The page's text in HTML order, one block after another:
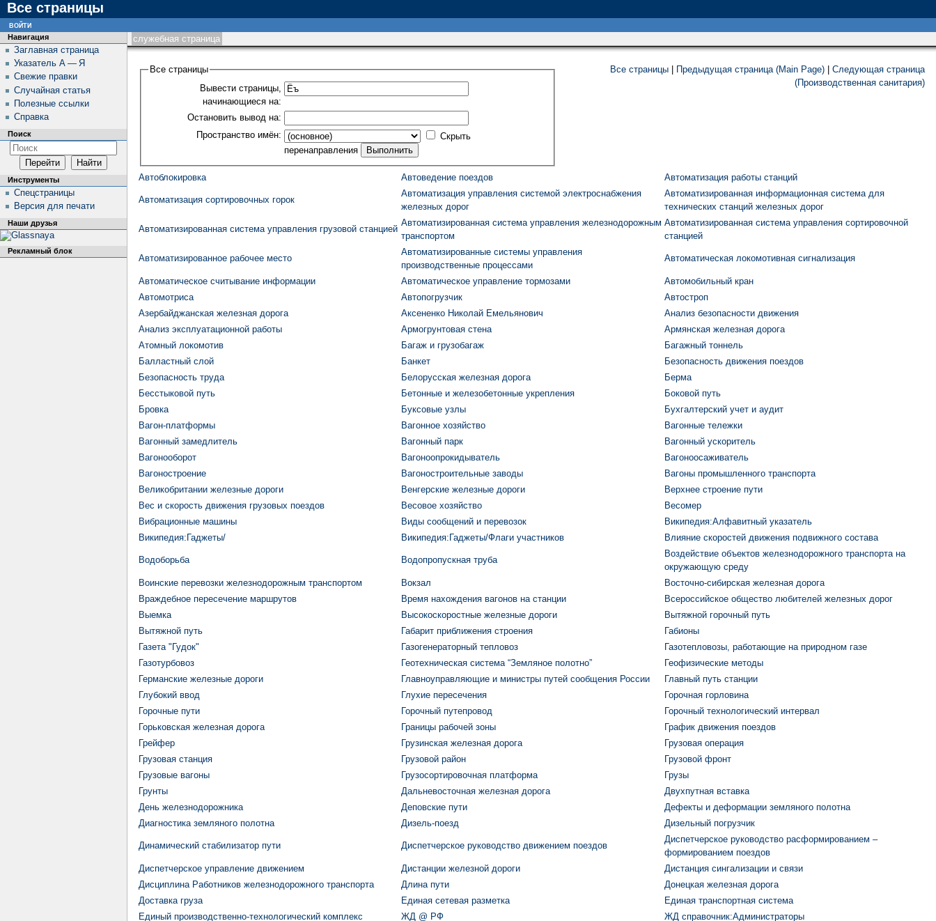
Все страницы
служебная страница
Все страницы
Вывести страницы,
начинающиеся на:
Остановить вывод на:
Пространство имён:
Скрыть
перенаправления
Все страницы Предыдущая страница (Main Page)
Следующая страница
(Производственная санитария)
Автоблокировка Автоведение поездов Автоматизация работы станций
Автоматизация сортировочных горок
Автоматизация управления системой электроснабжения
железных дорог
Автоматизированная информационная система для
технических станций железных дорог
Автоматизированная система управления грузовой станцией
Автоматизированная система управления железнодорожным
транспортом
Автоматизированная система управления сортировочной
станцией
Автоматизированное рабочее место
Автоматизированные системы управления
производственные процессами
Автоматическая локомотивная сигнализация
Автоматическое считывание информации Автоматическое управление тормозами
Автомобильный кран
Автомотриса
Автопогрузчик
Автостроп
Азербайджанская железная дорога
Аксененко Николай Емельянович
Анализ безопасности движения
Анализ эксплуатационной работы
Армогрунтовая стена
Армянская железная дорога
Атомный локомотив
Багаж и грузобагаж
Багажный тоннель
Балластный слой
Банкет
Безопасность движения поездов
Безопасность труда
Белорусская железная дорога
Берма
Бесстыковой путь
Бетонные и железобетонные укрепления
Боковой путь
Бровка
Буксовые узлы
Бухгалтерский учет и аудит
Вагон-платформы
Вагонное хозяйство
Вагонные тележки
Вагонный замедлитель
Вагонный парк
Вагонный ускоритель
Вагонооборот
Вагоноопрокидыватель
Вагоноосаживатель
Вагоностроение
Вагоностроительные заводы
Вагоны промышленного транспорта
Великобритании железные дороги
Венгерские железные дороги
Верхнее строение пути
Вес и скорость движения грузовых поездов
Весовое хозяйство
Весомер
Вибрационные машины
Виды сообщений и перевозок
Википедия:Алфавитный указатель
Википедия:Гаджеты/
Википедия:Гаджеты/Флаги участников Влияние скоростей движения подвижного состава
Водоборьба Водопропускная труба
Воздействие объектов железнодорожного транспорта на
окружающую среду
Воинские перевозки железнодорожным транспортом
Вокзал
Восточно-сибирская железная дорога
Враждебное пересечение маршрутов
Время нахождения вагонов на станции
Всероссийское общество любителей железных дорог
Выемка
Высокоскоростные железные дороги
Вытяжной горочный путь
Вытяжной путь
Габарит приближения строения
Габионы
Газета "Гудок"
Газогенераторный тепловоз
Газотепловозы, работающие на природном газе
Газотурбовоз
Геотехническая система “Земляное полотно”
Геофизические методы
Германские железные дороги
Главноуправляющие и министры путей сообщения России
Главный путь станции
Глубокий ввод
Глухие пересечения
Горочная горловина
Горочные пути
Горочный путепровод
Горочный технологический интервал
Горьковская железная дорога
Границы рабочей зоны
График движения поездов
Грейфер
Грузинская железная дорога
Грузовая операция
Грузовая станция
Грузовой район
Грузовой фронт
Грузовые вагоны
Грузосортировочная платформа
Грузы
Грунты
Дальневосточная железная дорога
Двухпутная вставка
День железнодорожника
Деповские пути
Дефекты и деформации земляного полотна
Диагностика земляного полотна
Дизель-поезд Дизельный погрузчик
Динамический стабилизатор пути Диспетчерское руководство движением поездов
Диспетчерское руководство расформированием –
формированием поездов
Диспетчерское управление движением
Дистанции железной дороги
Дистанция сингализации и связи
Дисциплина Работников железнодорожного транспорта
Длина пути
Донецкая железная дорога
Доставка груза
Единая сетевая разметка
Единая транспортная система
Единый производственно-технологический комплекс
ЖД @ РФ
ЖД cправочник:Администраторы
Навигация
Заглавная страница
Указатель А — Я
Свежие правки
Случайная статья
Полезные ссылки
Справка
Поиск
Инструменты
Спецстраницы
Версия для печати
Наши друзья
Рекламный блок
войти